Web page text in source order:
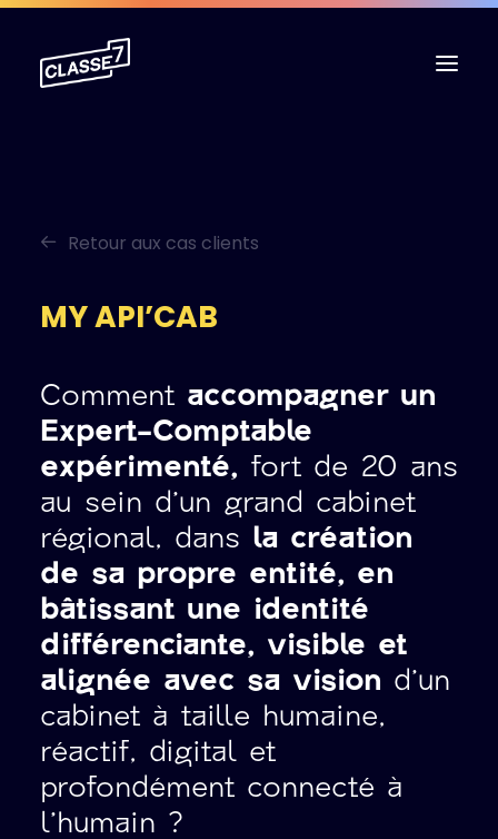
Ressources
Boutique
Retour aux cas clients
MY API’CAB
Comment accompagner un
Expert-Comptable
expérimenté, fort de 20 ans
au sein d’un grand cabinet
régional, dans la création
de sa propre entité, en
bâtissant une identité
différenciante, visible et
alignée avec sa vision d’un
cabinet à taille humaine,
réactif, digital et
profondément connecté à
l’humain ?